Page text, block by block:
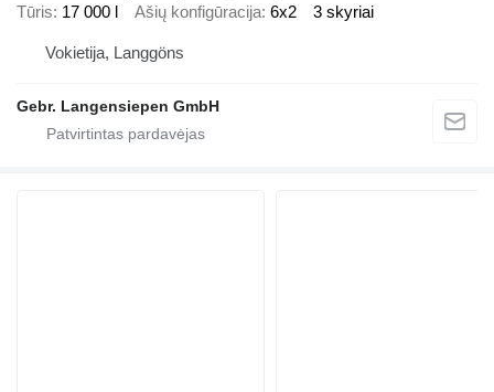
Tūris 17 000 l Ašių konfigūracija 6x2 3 skyriai
Vokietija, Langgöns
Gebr. Langensiepen GmbH